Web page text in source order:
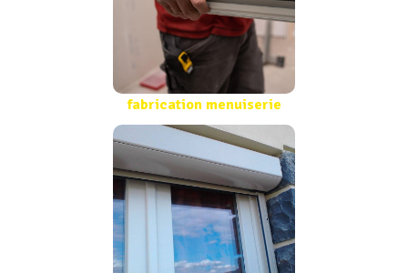
fabrication menuiserie